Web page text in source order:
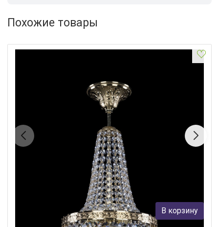
Похожие товары
Люстра на штанге Bohemia Ivele Crystal 19281/H1/25IV G
В наличии Более 10
В корзину